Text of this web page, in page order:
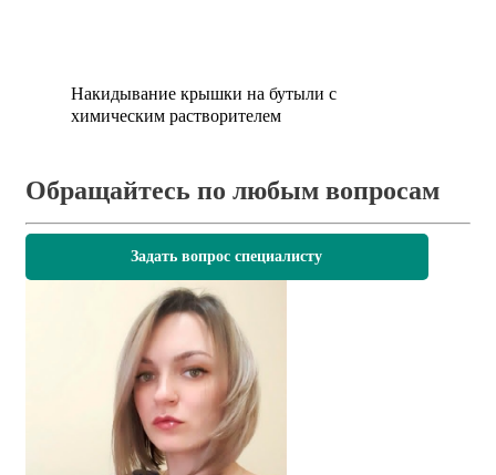
Накидывание крышки на бутыли с
химическим растворителем
Обращайтесь по любым вопросам
Задать вопрос специалисту